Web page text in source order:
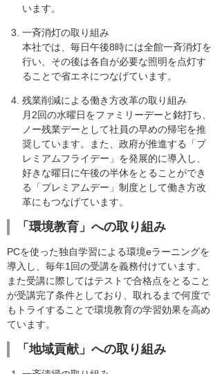
います。
一斉消灯の取り組み
本社では、毎日午後8時には全館一斉消灯を
行い、その後は各自が必要な照明を点灯す
ることで省エネにつなげています。
残業削減による働き方改革の取り組み
月2回の水曜日をファミリーデーと銘打ち、
ノー残業デーとして社員の早めの帰宅を推
奨しています。また、政府が推進する「プ
レミアムフライデー」を発展的に導入し、
好きな曜日に午後の半休をとることができ
る「プレミアムデー」制度として働き方改
革にもつなげています。
「環境教育」への取り組み
PCを使った独自学習による環境eラーニングを
導入し、毎年1回の受講を義務付けています。
また受講に際してはテストで合格点をとること
が受講完了条件としており、取れるまで何度で
もトライすることで環境教育の学習効果を高め
ています。
「地域貢献」への取り組み